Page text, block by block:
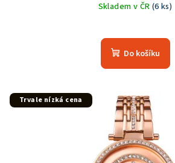
Skladem v ČR (6 ks)
hodnocení
produktu
5
hvězdiček.
Do košíku
Trvale nízká cena